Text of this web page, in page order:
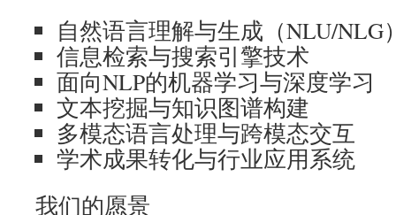
自然语言理解与生成（NLU/NLG
信息检索与搜索引擎技术
面向NLP的机器学习与深度学习
文本挖掘与知识图谱构建
多模态语言处理与跨模态交互
学术成果转化与行业应用系统
我们的愿景